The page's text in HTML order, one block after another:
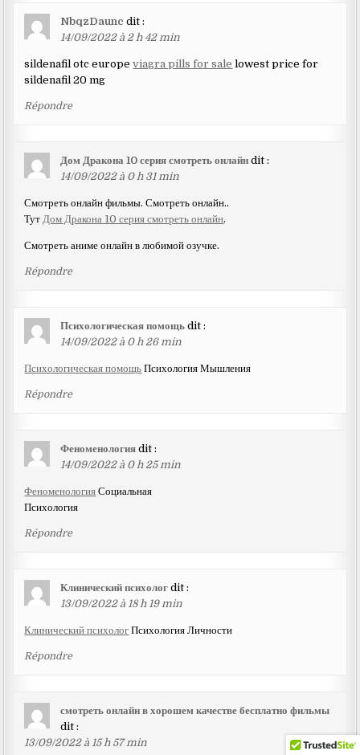
NbqzDaunc dit :
14/09/2022 à 2 h 42 min
sildenafil otc europeviagra pills for sale lowest price for
sildenafil 20 mg
Répondre
Дом Дракона 10 серия смотреть онлайн dit :
14/09/2022 à 0 h 31 min
Смотреть онлайн фильмы. Смотреть онлайн..
ТутДом Дракона 10 серия смотреть онлайн.
Смотреть аниме онлайн в любимой озучке.
Répondre
Психологическая помощь dit :
14/09/2022 à 0 h 26 min
Психологическая помощь Психология Мышления
Répondre
Феноменология dit :
14/09/2022 à 0 h 25 min
Феноменология Социальная
Психология
Répondre
Клинический психолог dit :
13/09/2022 à 18 h 19 min
Клинический психолог Психология Личности
Répondre
смотреть онлайн в хорошем качестве бесплатно фильмы
dit :
13/09/2022 à 15 h 57 min